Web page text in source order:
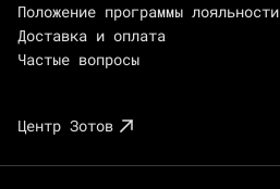
Положение программы лояльности
Доставка и оплата
Частые вопросы
Центр Зотов